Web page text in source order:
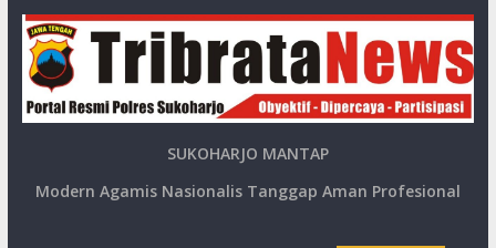
SUKOHARJO MANTAP
Modern Agamis Nasionalis Tanggap Aman Profesional